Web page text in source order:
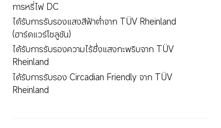
การหรี่ไฟ DC
ได้รับการรับรองแสงสีฟ้าต่ำจาก TÜV Rheinland
(ฮาร์ดแวร์โซลูชัน)
ได้รับการรับรองความไร้ซึ่งแสงกะพริบจาก TÜV
Rheinland
ได้รับการรับรอง Circadian Friendly จาก TÜV
Rheinland